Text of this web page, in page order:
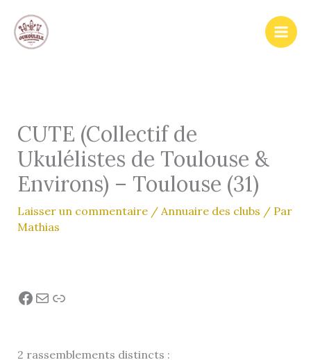
contenu
CUTE (Collectif de
Ukulélistes de Toulouse &
Environs) – Toulouse (31)
Laisser un commentaire / Annuaire des clubs / Par
Mathias
Facebook
E-mail
Lien
2 rassemblements distincts :